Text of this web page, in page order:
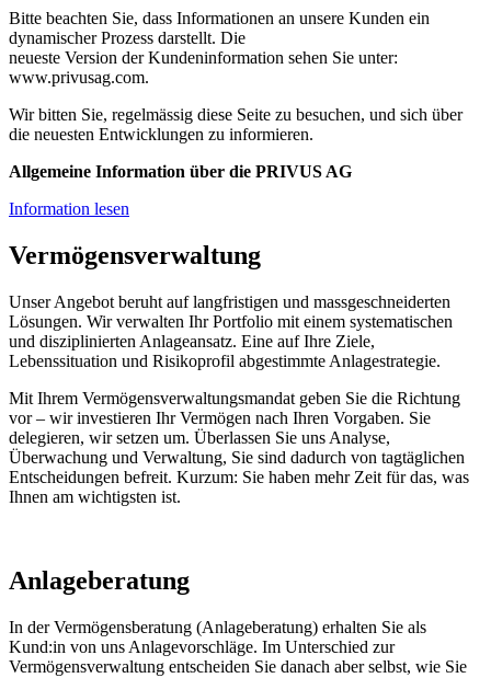
Bitte beachten Sie, dass Informationen an unsere Kunden ein
dynamischer Prozess darstellt. Die
neueste Version der Kundeninformation sehen Sie unter:
www.privusag.com.
Wir bitten Sie, regelmässig diese Seite zu besuchen, und sich über
die neuesten Entwicklungen zu informieren.
Allgemeine Information über die PRIVUS AG
Information lesen
Vermögensverwaltung
Unser Angebot beruht auf langfristigen und massgeschneiderten
Lösungen. Wir verwalten Ihr Portfolio mit einem systematischen
und disziplinierten Anlageansatz. Eine auf Ihre Ziele,
Lebenssituation und Risikoprofil abgestimmte Anlagestrategie.
Mit Ihrem Vermögensverwaltungsmandat geben Sie die Richtung
vor – wir investieren Ihr Vermögen nach Ihren Vorgaben. Sie
delegieren, wir setzen um. Überlassen Sie uns Analyse,
Überwachung und Verwaltung, Sie sind dadurch von tagtäglichen
Entscheidungen befreit. Kurzum: Sie haben mehr Zeit für das, was
Ihnen am wichtigsten ist.
Anlageberatung
In der Vermögensberatung (Anlageberatung) erhalten Sie als
Kund:in von uns Anlagevorschläge. Im Unterschied zur
Vermögensverwaltung entscheiden Sie danach aber selbst, wie Sie